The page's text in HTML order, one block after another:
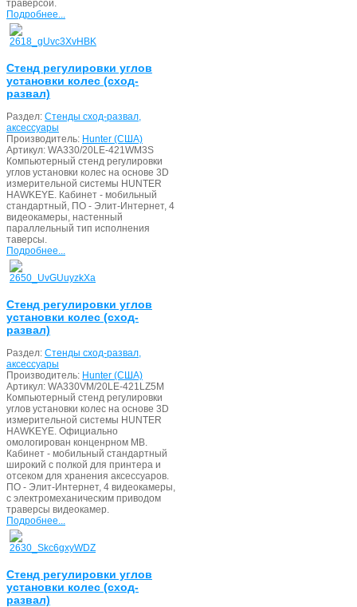
траверсой.
Подробнее...
Стенд регулировки углов
установки колес (сход-
развал)
Раздел: Стенды сход-развал,
аксессуары
Производитель: Hunter (США)
Артикул: WA330/20LE-421WM3S
Компьютерный стенд регулировки
углов установки колес на основе 3D
измерительной системы HUNTER
HAWKEYE. Кабинет - мобильный
стандартный, ПО - Элит-Интернет, 4
видеокамеры, настенный
параллельный тип исполнения
таверсы.
Подробнее...
Стенд регулировки углов
установки колес (сход-
развал)
Раздел: Стенды сход-развал,
аксессуары
Производитель: Hunter (США)
Артикул: WA330VM/20LE-421LZ5M
Компьютерный стенд регулировки
углов установки колес на основе 3D
измерительной системы HUNTER
HAWKEYE. Официально
омологирован конценрном MB.
Кабинет - мобильный стандартный
широкий с полкой для принтера и
отсеком для хранения аксессуаров.
ПО - Элит-Интернет, 4 видеокамеры,
с электромеханическим приводом
траверсы видеокамер.
Подробнее...
Стенд регулировки углов
установки колес (сход-
развал)